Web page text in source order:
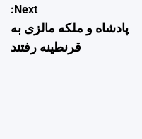
Next:
پادشاه و ملکه مالزی به
قرنطینه رفتند